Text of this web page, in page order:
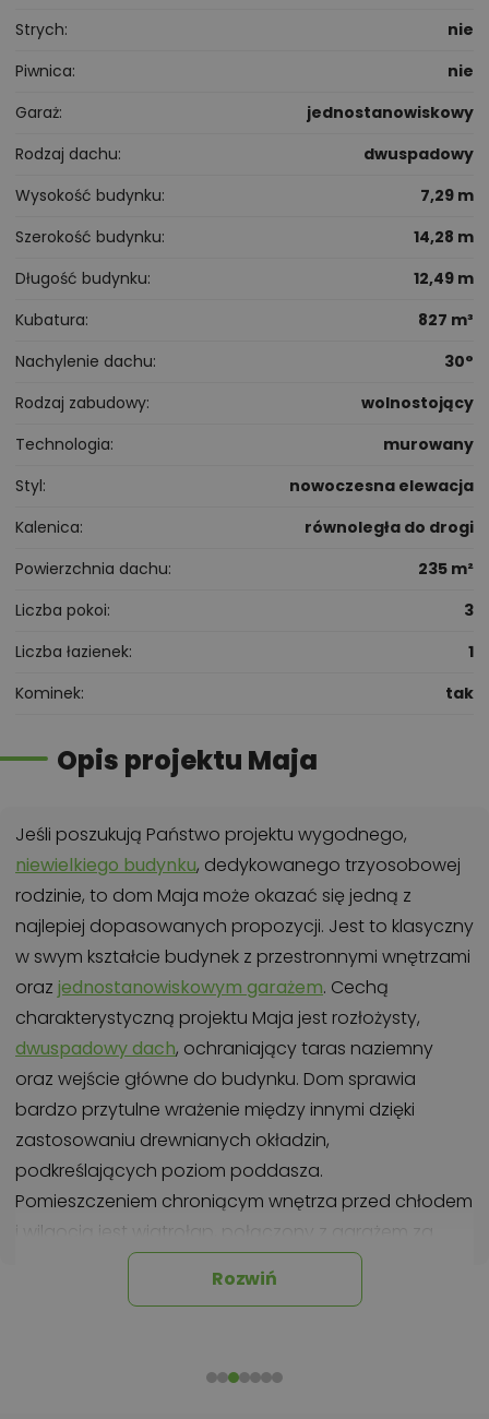
Strych
nie
Piwnica
nie
Garaż
jednostanowiskowy
Rodzaj dachu
dwuspadowy
Wysokość budynku
7,29 m
Szerokość budynku
14,28 m
Długość budynku
12,49 m
Kubatura
827 m³
Nachylenie dachu
30°
Rodzaj zabudowy
wolnostojący
Technologia
murowany
Styl
nowoczesna elewacja
Kalenica
równoległa do drogi
Powierzchnia dachu
235 m²
Liczba pokoi
3
Liczba łazienek
1
Kominek
tak
Opis projektu Maja
Jeśli poszukują Państwo projektu wygodnego,
niewielkiego budynku, dedykowanego trzyosobowej
rodzinie, to dom Maja może okazać się jedną z
najlepiej dopasowanych propozycji. Jest to klasyczny
w swym kształcie budynek z przestronnymi wnętrzami
oraz jednostanowiskowym garażem. Cechą
charakterystyczną projektu Maja jest rozłożysty,
dwuspadowy dach, ochraniający taras naziemny
oraz wejście główne do budynku. Dom sprawia
bardzo przytulne wrażenie między innymi dzięki
zastosowaniu drewnianych okładzin,
podkreślających poziom poddasza.
Pomieszczeniem chroniącym wnętrza przed chłodem
i wilgocią jest wiatrołap, połączony z garażem za
pośrednictwem kotłowni. W pobliżu strefy wejściowej
dla wygody domowników oraz gości umieszczono
strych. Dalej po prawej stronie znajduje się łazienka z
Rozwiń